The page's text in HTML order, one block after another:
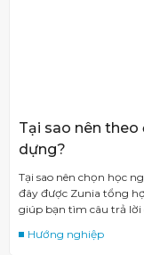
Tại sao nên
dựng?
Tại sao nên chọn học
đây được Zunia tổng
giúp bạn tìm câu trả lời
Hướng nghiệp